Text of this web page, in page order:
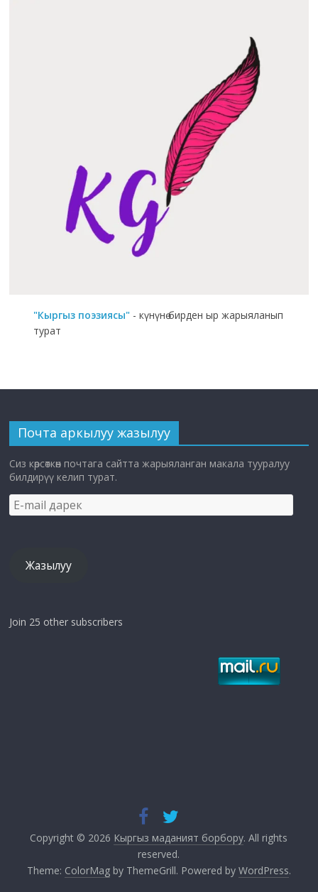
"Кыргыз поэзиясы" - күнүнө бирден ыр жарыяланып
турат
Почта аркылуу жазылуу
Сиз көрсөткөн почтага сайтта жарыяланган макала тууралуу
билдирүү келип турат.
E-
mail
Жазылуу
Join 25 other subscribers
Copyright © 2026 Кыргыз маданият борбору. All rights
reserved.
Theme: ColorMagby ThemeGrill. Powered by WordPress.